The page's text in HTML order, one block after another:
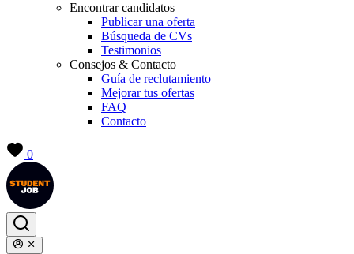
Encontrar candidatos
Publicar una oferta
Búsqueda de CVs
Testimonios
Consejos & Contacto
Guía de reclutamiento
Mejorar tus ofertas
FAQ
Contacto
0